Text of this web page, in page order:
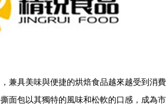
兼具美味與便捷的烘焙食品越來越受到消費
面包以其獨特的風味和松軟的口感，成為市